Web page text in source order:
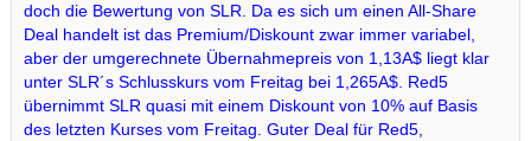
doch die Bewertung von SLR. Da es sich um einen All-Share
Deal handelt ist das Premium/Diskount zwar immer variabel,
aber der umgerechnete Übernahmepreis von 1,13A$ liegt klar
unter SLR´s Schlusskurs vom Freitag bei 1,265A$. Red5
übernimmt SLR quasi mit einem Diskount von 10% auf Basis
des letzten Kurses vom Freitag. Guter Deal für Red5,